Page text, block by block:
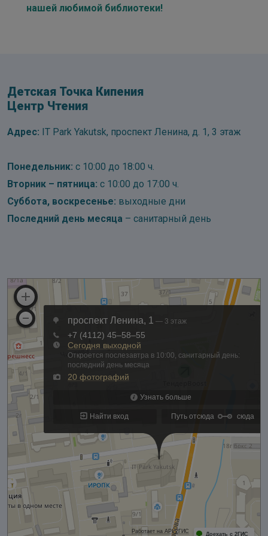
нашей любимой библиотеки!
Детская Точка Кипения
Центр Чтения
Адрес: IT Park Yakutsk, проспект Ленина, д. 1, 3 этаж
Понедельник: с 10:00 до 18:00 ч.
Вторник – пятница: с 10:00 до 17:00 ч.
Суббота, воскресенье: выходные дни
Последний день месяца – санитарный день